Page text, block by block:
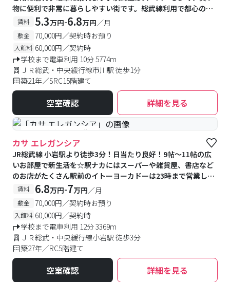
物に便利で非常に暮らしやすい街です。総武線利用で都心の学
校まで乗り換えなし♪千葉船橋方面もスグです★
賃料 5.3万円-6.8万円／月
敷金 70,000円／契約時お預り
入館料 60,000円／契約時
学校まで電車利用 10分 5774m
ＪＲ総武・中央緩行線市川駅 徒歩1分
築21年／SRC15階建て
空室確認 詳細を見る
#予約受付中 #空室待ち
カサ エレガンシア
JR総武線 小岩駅より徒歩3分！日当たり良好！9帖～11帖の広
いお部屋で新生活を☆駅ナカにはスーパーや雑貨屋、書店など
のお店がたくさん駅前のイトーヨーカドーは23時まで営業して
いるので、忙しい学生さんの強い味方です★広いお部屋にウォ
ークインクローゼット・浴室乾燥機付き！
賃料 6.8万円-7万円／月
敷金 70,000円／契約時お預り
入館料 60,000円／契約時
学校まで電車利用 12分 3369m
ＪＲ総武・中央緩行線小岩駅 徒歩3分
築27年／RC5階建て
空室確認 詳細を見る